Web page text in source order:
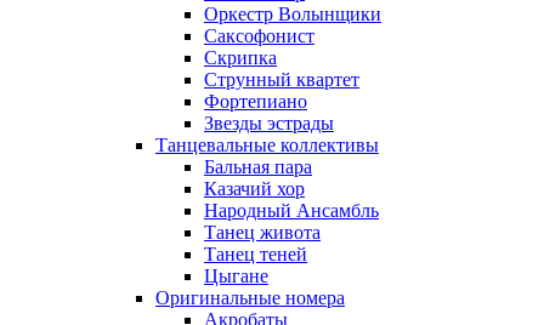
Оркестр Волынщики
Саксофонист
Скрипка
Струнный квартет
Фортепиано
Звезды эстрады
Танцевальные коллективы
Бальная пара
Казачий хор
Народный Ансамбль
Танец живота
Танец теней
Цыгане
Оригинальные номера
Акробаты